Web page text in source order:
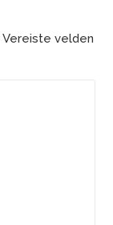
Vereiste velden